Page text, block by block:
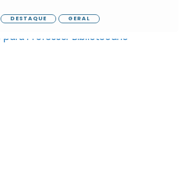
DESTAQUE GERAL